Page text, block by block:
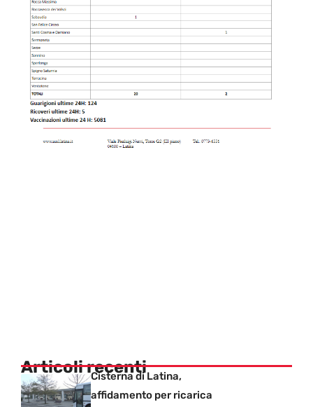
Articoli recenti
Cisterna di Latina,
affidamento per ricarica